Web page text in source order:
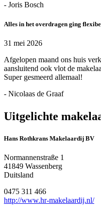
- Joris Bosch
Alles in het overdragen ging
31 mei 2026
Afgelopen maand ons huis
aansluitend ook vlot de
Super gesmeerd allemaal!
- Nicolaas de Graaf
Uitgelichte
Hans Rothkrans Makelaardij BV
Normannenstraße 1
41849 Wassenberg
Duitsland
0475 311 466
http://www.hr-makelaardij.nl/